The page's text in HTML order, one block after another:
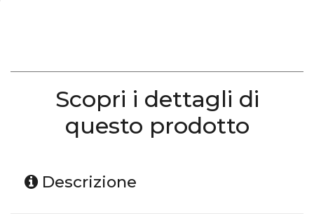
Scopri i dettagli di
questo prodotto
Descrizione